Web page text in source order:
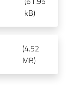
kB)
(4.52
MB)